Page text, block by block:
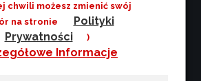
chwili możesz zmienić swój
na stronie
Polityki
Prywatności
)
Informacje